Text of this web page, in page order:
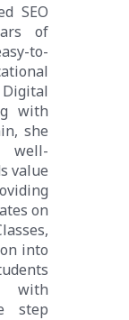
SEO
of
to-
with
she
well-
value
on
into
with
step